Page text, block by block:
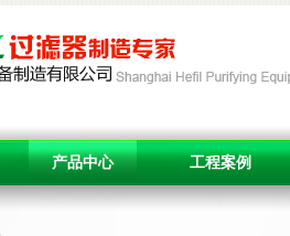
产品中心 工程案例